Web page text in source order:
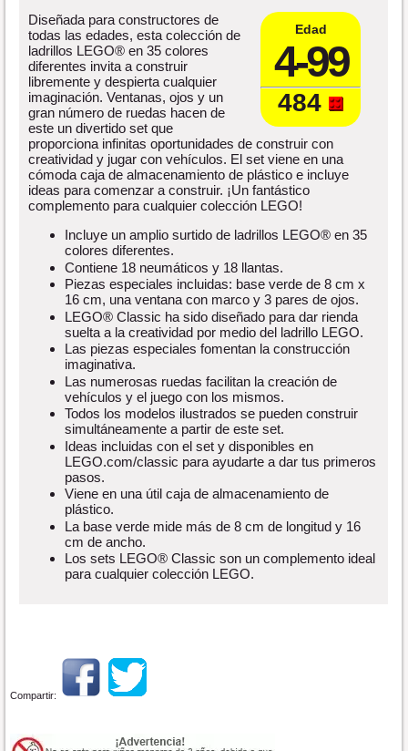
Edad
4-99
484
Diseñada para constructores de
todas las edades, esta colección de
ladrillos LEGO® en 35 colores
diferentes invita a construir
libremente y despierta cualquier
imaginación. Ventanas, ojos y un
gran número de ruedas hacen de
este un divertido set que
proporciona infinitas oportunidades de construir con
creatividad y jugar con vehículos. El set viene en una
cómoda caja de almacenamiento de plástico e incluye
ideas para comenzar a construir. ¡Un fantástico
complemento para cualquier colección LEGO!
Incluye un amplio surtido de ladrillos LEGO® en 35
colores diferentes.
Contiene 18 neumáticos y 18 llantas.
Piezas especiales incluidas: base verde de 8 cm x
16 cm, una ventana con marco y 3 pares de ojos.
LEGO® Classic ha sido diseñado para dar rienda
suelta a la creatividad por medio del ladrillo LEGO.
Las piezas especiales fomentan la construcción
imaginativa.
Las numerosas ruedas facilitan la creación de
vehículos y el juego con los mismos.
Todos los modelos ilustrados se pueden construir
simultáneamente a partir de este set.
Ideas incluidas con el set y disponibles en
LEGO.com/classic para ayudarte a dar tus primeros
pasos.
Viene en una útil caja de almacenamiento de
plástico.
La base verde mide más de 8 cm de longitud y 16
cm de ancho.
Los sets LEGO® Classic son un complemento ideal
para cualquier colección LEGO.
Compartir: